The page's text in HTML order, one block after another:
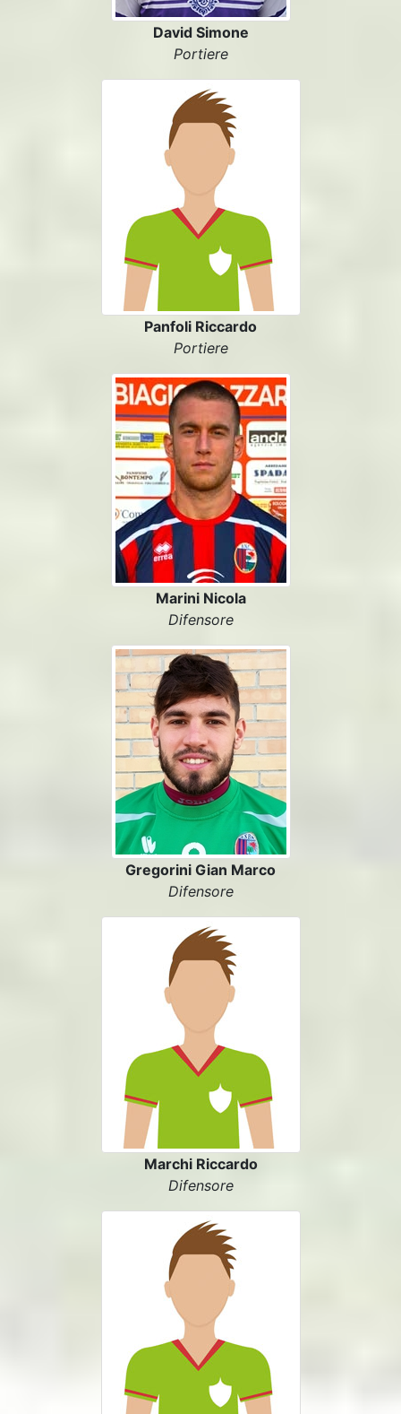
David Simone
Portiere
Panfoli Riccardo
Portiere
Marini Nicola
Difensore
Gregorini Gian Marco
Difensore
Marchi Riccardo
Difensore